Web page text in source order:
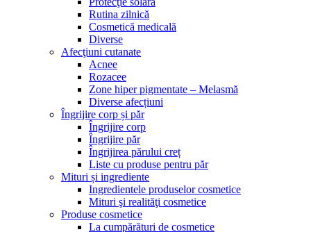
Rutina zilnică
Cosmetică medicală
Diverse
Afecţiuni cutanate
Acnee
Rozacee
Zone hiper pigmentate – Melasmă
Diverse afecțiuni
Îngrijire corp și păr
Îngrijire corp
Îngrijire păr
Îngrijirea părului creț
Liste cu produse pentru păr
Mituri și ingrediente
Ingredientele produselor cosmetice
Mituri şi realităţi cosmetice
Produse cosmetice
La cumpărături de cosmetice